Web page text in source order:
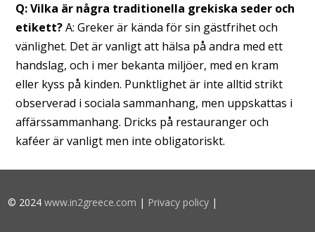
Q: Vilka är några traditionella grekiska seder och
etikett?A: Greker är kända för sin gästfrihet och
vänlighet. Det är vanligt att hälsa på andra med ett
handslag, och i mer bekanta miljöer, med en kram
eller kyss på kinden. Punktlighet är inte alltid strikt
observerad i sociala sammanhang, men uppskattas i
affärssammanhang. Dricks på restauranger och
kaféer är vanligt men inte obligatoriskt.
© 2024www.in2greece.com | Privacy policy |